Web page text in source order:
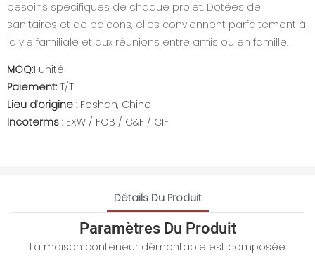
besoins spécifiques de chaque projet. Dotées de
sanitaires et de balcons, elles conviennent parfaitement à
la vie familiale et aux réunions entre amis ou en famille.
MOQ:1 unité
Paiement: T/T
Lieu d'origine : Foshan, Chine
Incoterms : EXW / FOB / C&F / CIF
Détails Du Produit
Paramètres Du Produit
La maison conteneur démontable est composée